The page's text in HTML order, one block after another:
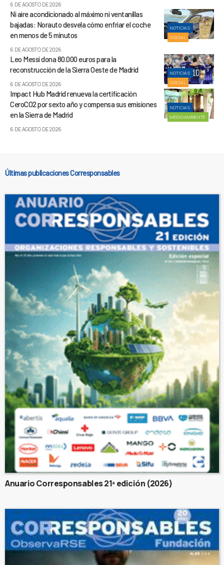
6 DE AGOSTO DE 2026
NOTICIAS
SOCIAL
Ni aire acondicionado al máximo ni ventanillas
bajadas: Norauto desvela cómo enfriar el coche
en menos de 5 minutos
6 DE AGOSTO DE 2026
NOTICIAS
SOCIAL
Leo Messi dona 80.000 euros para la
reconstrucción de la Sierra Oeste de Madrid
6 DE AGOSTO DE 2026
NOTICIAS
MEDIOAMBIENTE
Impact Hub Madrid renueva la certificación
CeroCO2 por sexto año y compensa sus emisiones
en la Sierra de Madrid
6 DE AGOSTO DE 2026
Últimas publicaciones Corresponsables
Anuario Corresponsables 21ª edición (2026)